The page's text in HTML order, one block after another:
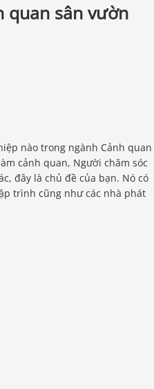
quan sân vườn
nào trong ngành Cảnh quan
cảnh quan, Người chăm sóc
đây là chủ đề của bạn. Nó có
trình cũng như các nhà phát